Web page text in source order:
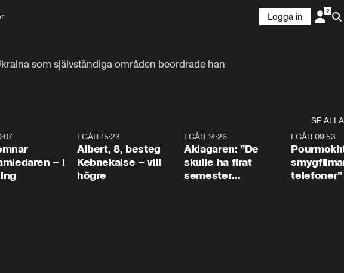
Logga in
som självständiga områden beordrade han
SE ALLA
– i
I GÅR 15:23
Albert, 8, besteg
Kebnekaise – vill
högre
I GÅR 14:26
Åklagaren: ”De
skulle ha firat
semester
I GÅR 09:53
telefoner”